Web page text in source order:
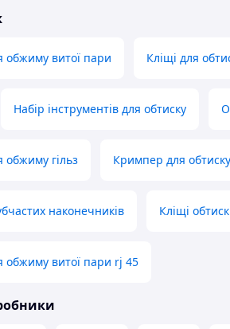
обжиму витої пари Кліщі для
Набір інструментів для обтиску
обжиму гільз Кримпер для
наконечників Кліщі
обжиму витої пари rj 45